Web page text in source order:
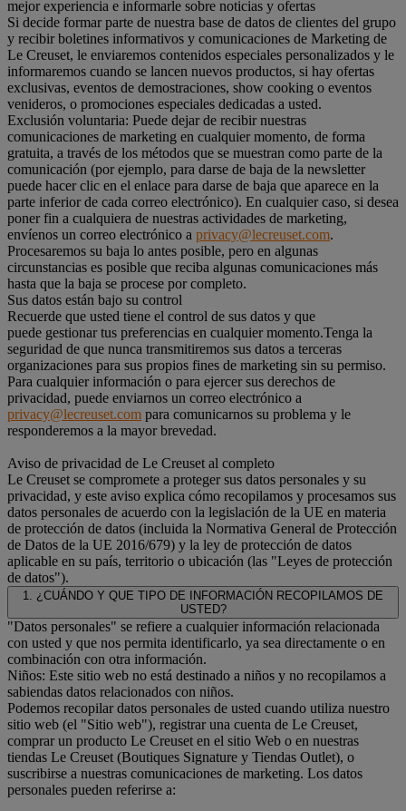
mejor experiencia e informarle sobre noticias y ofertas
Si decide formar parte de nuestra base de datos de clientes del grupo
y recibir boletines informativos y comunicaciones de Marketing de
Le Creuset, le enviaremos contenidos especiales personalizados y le
informaremos cuando se lancen nuevos productos, si hay ofertas
exclusivas, eventos de demostraciones, show cooking o eventos
venideros, o promociones especiales dedicadas a usted.
Exclusión voluntaria: Puede dejar de recibir nuestras
comunicaciones de marketing en cualquier momento, de forma
gratuita, a través de los métodos que se muestran como parte de la
comunicación (por ejemplo, para darse de baja de la newsletter
puede hacer clic en el enlace para darse de baja que aparece en la
parte inferior de cada correo electrónico). En cualquier caso, si desea
poner fin a cualquiera de nuestras actividades de marketing,
envíenos un correo electrónico a privacy@lecreuset.com.
Procesaremos su baja lo antes posible, pero en algunas
circunstancias es posible que reciba algunas comunicaciones más
hasta que la baja se procese por completo.
Sus datos están bajo su control
Recuerde que usted tiene el control de sus datos y que
puede gestionar tus preferencias en cualquier momento.Tenga la
seguridad de que nunca transmitiremos sus datos a terceras
organizaciones para sus propios fines de marketing sin su permiso.
Para cualquier información o para ejercer sus derechos de
privacidad, puede enviarnos un correo electrónico a
privacy@lecreuset.com para comunicarnos su problema y le
responderemos a la mayor brevedad.
Aviso de privacidad de Le Creuset al completo
Le Creuset se compromete a proteger sus datos personales y su
privacidad, y este aviso explica cómo recopilamos y procesamos sus
datos personales de acuerdo con la legislación de la UE en materia
de protección de datos (incluida la Normativa General de Protección
de Datos de la UE 2016/679) y la ley de protección de datos
aplicable en su país, territorio o ubicación (las "Leyes de protección
de datos").
1. ¿CUÁNDO Y QUE TIPO DE INFORMACIÓN RECOPILAMOS DE
USTED?
"Datos personales" se refiere a cualquier información relacionada
con usted y que nos permita identificarlo, ya sea directamente o en
combinación con otra información.
Niños: Este sitio web no está destinado a niños y no recopilamos a
sabiendas datos relacionados con niños.
Podemos recopilar datos personales de usted cuando utiliza nuestro
sitio web (el "Sitio web"), registrar una cuenta de Le Creuset,
comprar un producto Le Creuset en el sitio Web o en nuestras
tiendas Le Creuset (Boutiques Signature y Tiendas Outlet), o
suscribirse a nuestras comunicaciones de marketing. Los datos
personales pueden referirse a: